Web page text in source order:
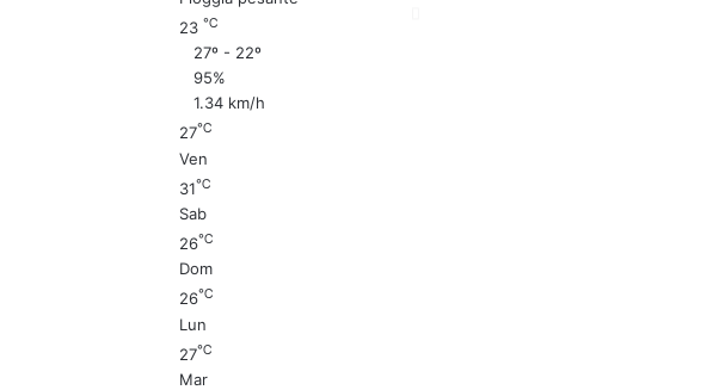
23℃
27º - 22º
95%
1.34 km/h
27℃
Ven
31℃
Sab
26℃
Dom
26℃
Lun
27℃
Mar